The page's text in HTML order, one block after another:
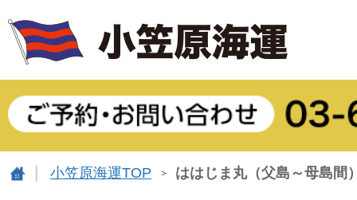
小笠原海運TOP ははじま丸（父島～母島